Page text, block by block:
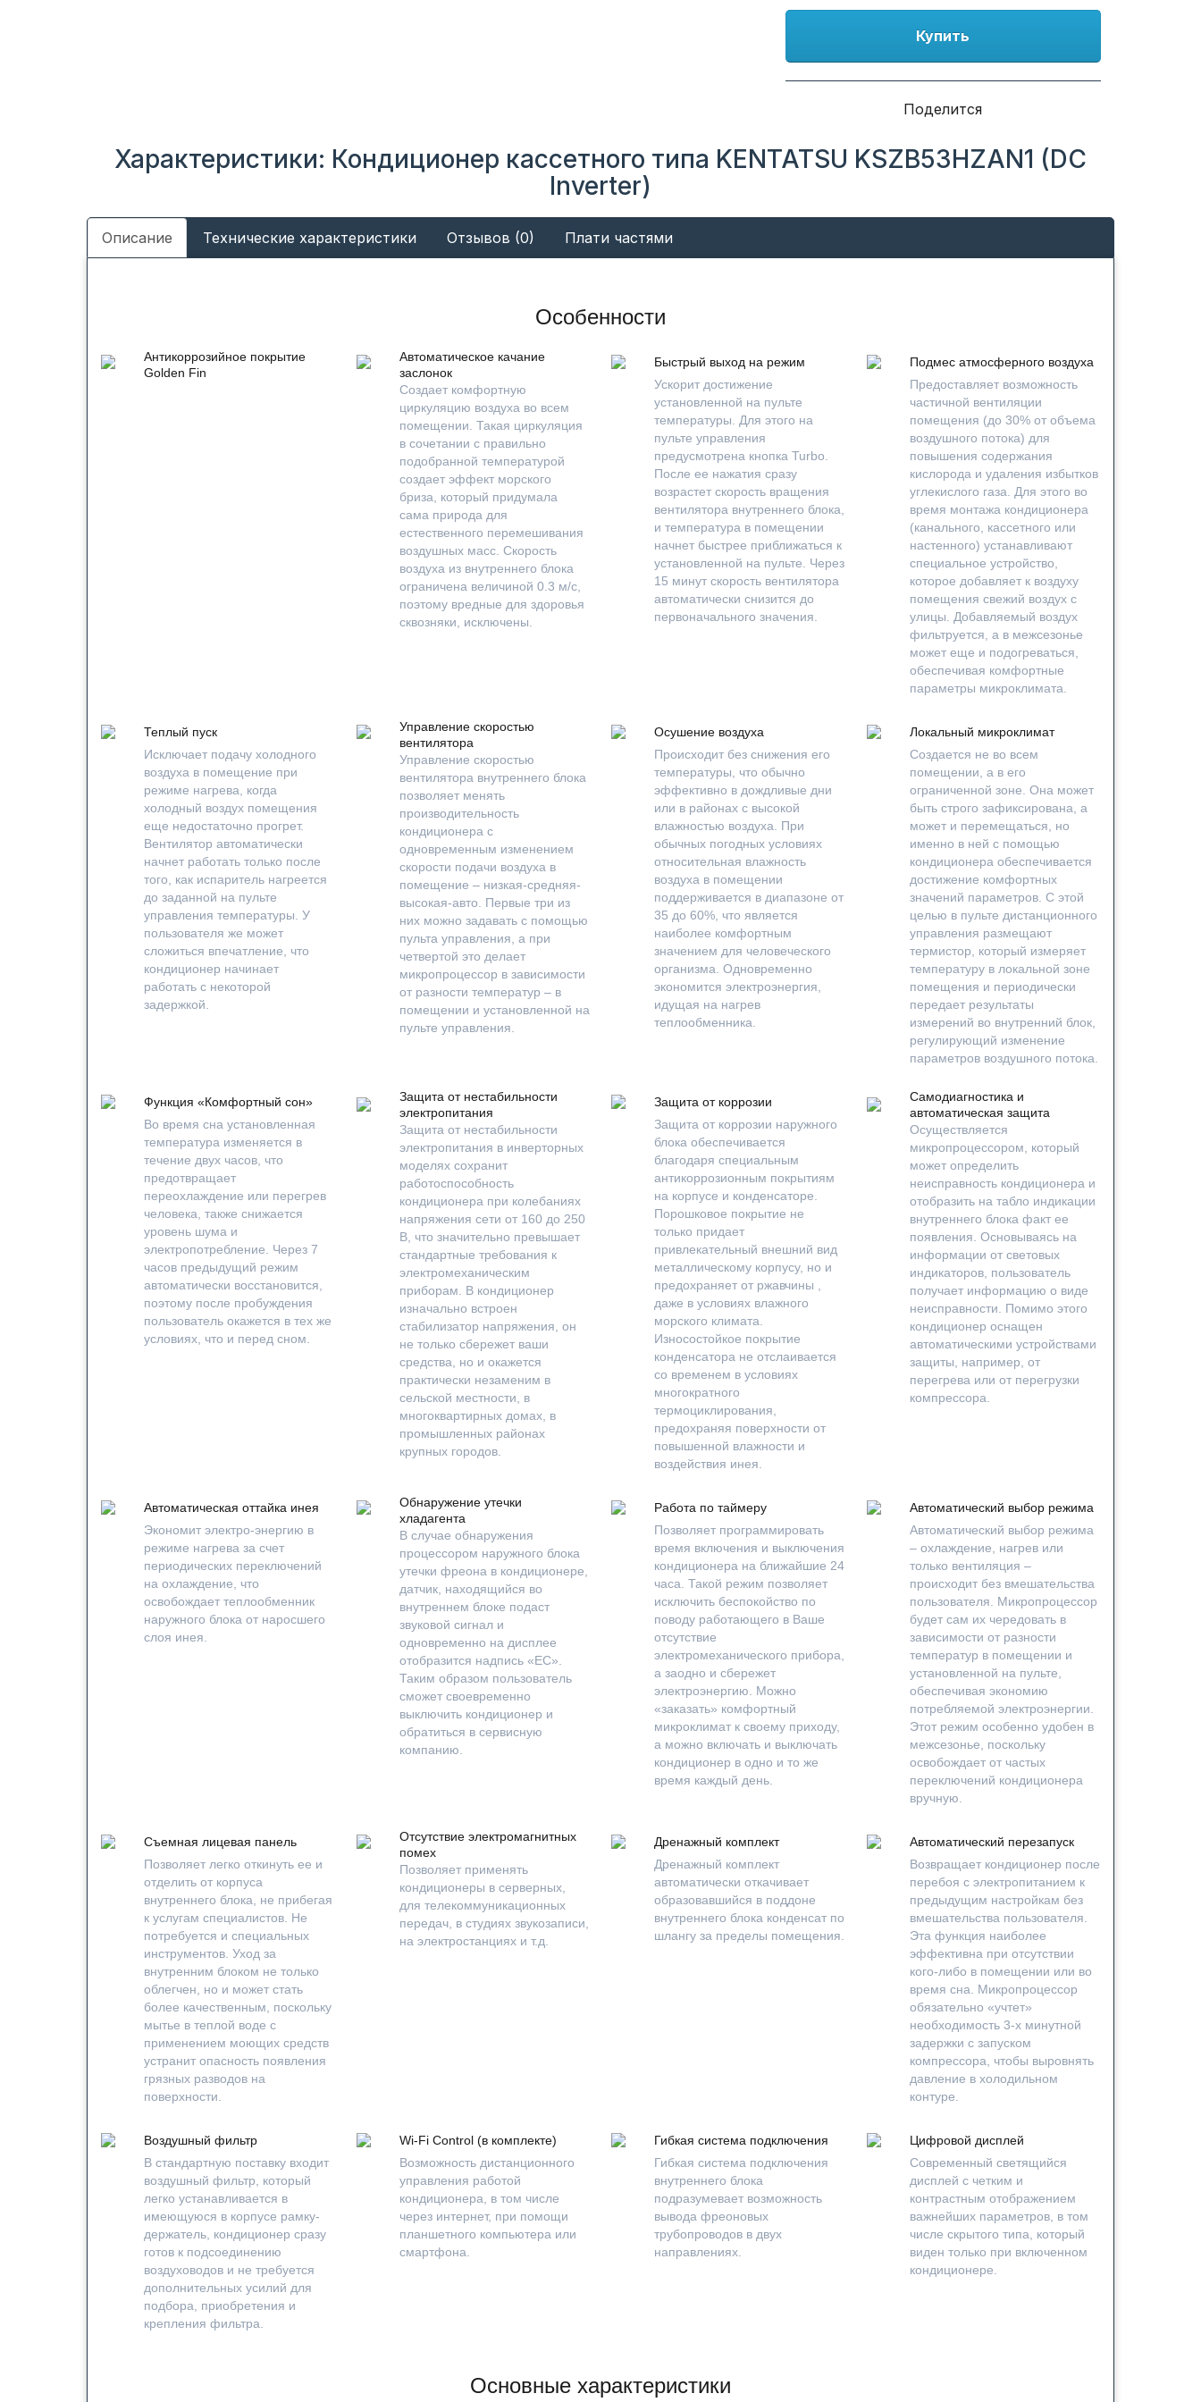
Купить
Поделится
Характеристики: Кондиционер кассетного типа KENTATSU KSZB53HZAN1 (DC
Inverter)
Описание Технические характеристики Отзывов (0) Плати частями
Особенности
Антикоррозийное покрытие
Golden Fin
Автоматическое качание
заслонок
Создает комфортную
циркуляцию воздуха во всем
помещении. Такая циркуляция
в сочетании с правильно
подобранной температурой
создает эффект морского
бриза, который придумала
сама природа для
естественного перемешивания
воздушных масс. Скорость
воздуха из внутреннего блока
ограничена величиной 0.3 м/с,
поэтому вредные для здоровья
сквозняки, исключены.
Быстрый выход на режим
Ускорит достижение
установленной на пульте
температуры. Для этого на
пульте управления
предусмотрена кнопка Turbo.
После ее нажатия сразу
возрастет скорость вращения
вентилятора внутреннего блока,
и температура в помещении
начнет быстрее приближаться к
установленной на пульте. Через
15 минут скорость вентилятора
автоматически снизится до
первоначального значения.
Подмес атмосферного воздуха
Предоставляет возможность
частичной вентиляции
помещения (до 30% от объема
воздушного потока) для
повышения содержания
кислорода и удаления избытков
углекислого газа. Для этого во
время монтажа кондиционера
(канального, кассетного или
настенного) устанавливают
специальное устройство,
которое добавляет к воздуху
помещения свежий воздух с
улицы. Добавляемый воздух
фильтруется, а в межсезонье
может еще и подогреваться,
обеспечивая комфортные
параметры микроклимата.
Теплый пуск
Исключает подачу холодного
воздуха в помещение при
режиме нагрева, когда
холодный воздух помещения
еще недостаточно прогрет.
Вентилятор автоматически
начнет работать только после
того, как испаритель нагреется
до заданной на пульте
управления температуры. У
пользователя же может
сложиться впечатление, что
кондиционер начинает
работать с некоторой
задержкой.
Управление скоростью
вентилятора
Управление скоростью
вентилятора внутреннего блока
позволяет менять
производительность
кондиционера с
одновременным изменением
скорости подачи воздуха в
помещение – низкая-средняя-
высокая-авто. Первые три из
них можно задавать с помощью
пульта управления, а при
четвертой это делает
микропроцессор в зависимости
от разности температур – в
помещении и установленной на
пульте управления.
Осушение воздуха
Происходит без снижения его
температуры, что обычно
эффективно в дождливые дни
или в районах с высокой
влажностью воздуха. При
обычных погодных условиях
относительная влажность
воздуха в помещении
поддерживается в диапазоне от
35 до 60%, что является
наиболее комфортным
значением для человеческого
организма. Одновременно
экономится электроэнергия,
идущая на нагрев
теплообменника.
Локальный микроклимат
Создается не во всем
помещении, а в его
ограниченной зоне. Она может
быть строго зафиксирована, а
может и перемещаться, но
именно в ней с помощью
кондиционера обеспечивается
достижение комфортных
значений параметров. С этой
целью в пульте дистанционного
управления размещают
термистор, который измеряет
температуру в локальной зоне
помещения и периодически
передает результаты
измерений во внутренний блок,
регулирующий изменение
параметров воздушного потока.
Функция «Комфортный сон»
Во время сна установленная
температура изменяется в
течение двух часов, что
предотвращает
переохлаждение или перегрев
человека, также снижается
уровень шума и
электропотребление. Через 7
часов предыдущий режим
автоматически восстановится,
поэтому после пробуждения
пользователь окажется в тех же
условиях, что и перед сном.
Защита от нестабильности
электропитания
Защита от нестабильности
электропитания в инверторных
моделях сохранит
работоспособность
кондиционера при колебаниях
напряжения сети от 160 до 250
В, что значительно превышает
стандартные требования к
электромеханическим
приборам. В кондиционер
изначально встроен
стабилизатор напряжения, он
не только сбережет ваши
средства, но и окажется
практически незаменим в
сельской местности, в
многоквартирных домах, в
промышленных районах
крупных городов.
Защита от коррозии
Защита от коррозии наружного
блока обеспечивается
благодаря специальным
антикоррозионным покрытиям
на корпусе и конденсаторе.
Порошковое покрытие не
только придает
привлекательный внешний вид
металлическому корпусу, но и
предохраняет от ржавчины ,
даже в условиях влажного
морского климата.
Износостойкое покрытие
конденсатора не отслаивается
со временем в условиях
многократного
термоциклирования,
предохраняя поверхности от
повышенной влажности и
воздействия инея.
Самодиагностика и
автоматическая защита
Осуществляется
микропроцессором, который
может определить
неисправность кондиционера и
отобразить на табло индикации
внутреннего блока факт ее
появления. Основываясь на
информации от световых
индикаторов, пользователь
получает информацию о виде
неисправности. Помимо этого
кондиционер оснащен
автоматическими устройствами
защиты, например, от
перегрева или от перегрузки
компрессора.
Автоматическая оттайка инея
Экономит электро-энергию в
режиме нагрева за счет
периодических переключений
на охлаждение, что
освобождает теплообменник
наружного блока от наросшего
слоя инея.
Обнаружение утечки
хладагента
В случае обнаружения
процессором наружного блока
утечки фреона в кондиционере,
датчик, находящийся во
внутреннем блоке подаст
звуковой сигнал и
одновременно на дисплее
отобразится надпись «EC».
Таким образом пользователь
сможет своевременно
выключить кондиционер и
обратиться в сервисную
компанию.
Работа по таймеру
Позволяет программировать
время включения и выключения
кондиционера на ближайшие 24
часа. Такой режим позволяет
исключить беспокойство по
поводу работающего в Ваше
отсутствие
электромеханического прибора,
а заодно и сбережет
электроэнергию. Можно
«заказать» комфортный
микроклимат к своему приходу,
а можно включать и выключать
кондиционер в одно и то же
время каждый день.
Автоматический выбор режима
Автоматический выбор режима
– охлаждение, нагрев или
только вентиляция –
происходит без вмешательства
пользователя. Микропроцессор
будет сам их чередовать в
зависимости от разности
температур в помещении и
установленной на пульте,
обеспечивая экономию
потребляемой электроэнергии.
Этот режим особенно удобен в
межсезонье, поскольку
освобождает от частых
переключений кондиционера
вручную.
Съемная лицевая панель
Позволяет легко откинуть ее и
отделить от корпуса
внутреннего блока, не прибегая
к услугам специалистов. Не
потребуется и специальных
инструментов. Уход за
внутренним блоком не только
облегчен, но и может стать
более качественным, поскольку
мытье в теплой воде с
применением моющих средств
устранит опасность появления
грязных разводов на
поверхности.
Отсутствие электромагнитных
помех
Позволяет применять
кондиционеры в серверных,
для телекоммуникационных
передач, в студиях звукозаписи,
на электростанциях и т.д.
Дренажный комплект
Дренажный комплект
автоматически откачивает
образовавшийся в поддоне
внутреннего блока конденсат по
шлангу за пределы помещения.
Автоматический перезапуск
Возвращает кондиционер после
перебоя с электропитанием к
предыдущим настройкам без
вмешательства пользователя.
Эта функция наиболее
эффективна при отсутствии
кого-либо в помещении или во
время сна. Микропроцессор
обязательно «учтет»
необходимость 3-х минутной
задержки с запуском
компрессора, чтобы выровнять
давление в холодильном
контуре.
Воздушный фильтр
В стандартную поставку входит
воздушный фильтр, который
легко устанавливается в
имеющуюся в корпусе рамку-
держатель, кондиционер сразу
готов к подсоединению
воздуховодов и не требуется
дополнительных усилий для
подбора, приобретения и
крепления фильтра.
Wi-Fi Control (в комплекте)
Возможность дистанционного
управления работой
кондиционера, в том числе
через интернет, при помощи
планшетного компьютера или
смартфона.
Гибкая система подключения
Гибкая система подключения
внутреннего блока
подразумевает возможность
вывода фреоновых
трубопроводов в двух
направлениях.
Цифровой дисплей
Современный светящийся
дисплей с четким и
контрастным отображением
важнейших параметров, в том
числе скрытого типа, который
виден только при включенном
кондиционере.
Основные характеристики